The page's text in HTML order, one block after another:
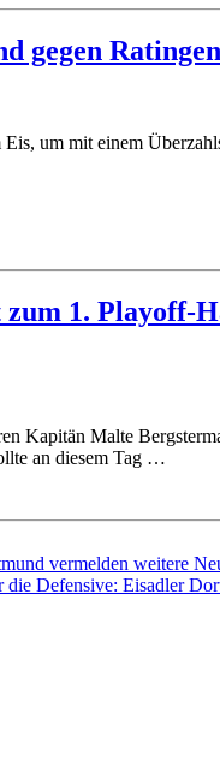
gegen
um mit einem
1. Playoff-
Malte
an diesem Tag …
vermelden weitere
die Defensive: Eisadler